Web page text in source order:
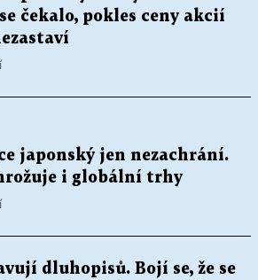
čekalo, pokles ceny akcií
japonský jen nezachrání.
i globální trhy
dluhopisů. Bojí se, že se